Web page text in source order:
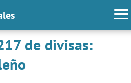
de divisas: